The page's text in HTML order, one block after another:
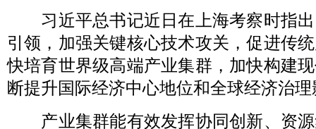
习近平总书记近日在上海考察时指出
引领，加强关键核心技术攻关，促进传
快培育世界级高端产业集群，加快构建
断提升国际经济中心地位和全球经济治
产业集群能有效发挥协同创新、资源